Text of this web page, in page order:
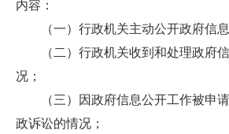
内容：
（一）行政机关主动公开政府信
（二）行政机关收到和处理政府
况；
（三）因政府信息公开工作被申
政诉讼的情况；